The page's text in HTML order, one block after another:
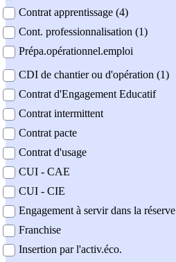
Contrat apprentissage (4)
Cont. professionnalisation (1)
Prépa.opérationnel.emploi
CDI de chantier ou d'opération (1)
Contrat d'Engagement Educatif
Contrat intermittent
Contrat pacte
Contrat d'usage
CUI - CAE
CUI - CIE
Engagement à servir dans la réserve
Franchise
Insertion par l'activ.éco.